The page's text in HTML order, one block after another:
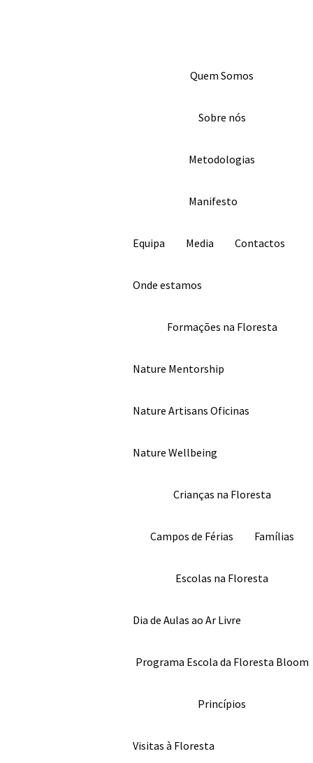
Quem Somos
Sobre nós
Metodologias
Manifesto
Equipa Media Contactos
Onde estamos
Formações na Floresta
Nature Mentorship
Nature Artisans Oficinas
Nature Wellbeing
Crianças na Floresta
Campos de Férias Famílias
Escolas na Floresta
Dia de Aulas ao Ar Livre
Programa Escola da Floresta Bloom
Princípios
Visitas à Floresta